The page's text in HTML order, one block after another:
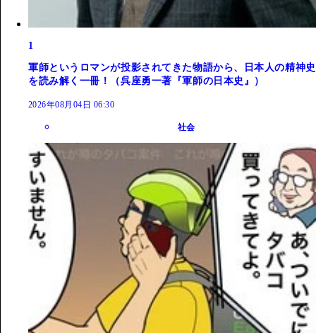
1
軍師というロマンが投影されてきた物語から、日本人の精神史
を読み解く一冊！（呉座勇一著『軍師の日本史』）
2026年08月04日 06:30
社会